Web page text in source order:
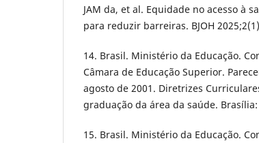
JAM da, et al. Equidade no acesso à
para reduzir barreiras. BJOH
14. Brasil. Ministério da Educação.
Câmara de Educação Superior.
agosto de 2001. Diretrizes
graduação da área da saúde. Brasília:
15. Brasil. Ministério da Educação.